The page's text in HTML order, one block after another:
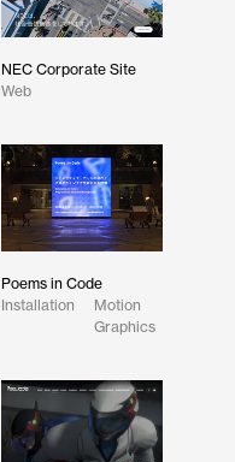
NEC Corporate Site
Web
Poems in Code
Installation
Motion
Graphics